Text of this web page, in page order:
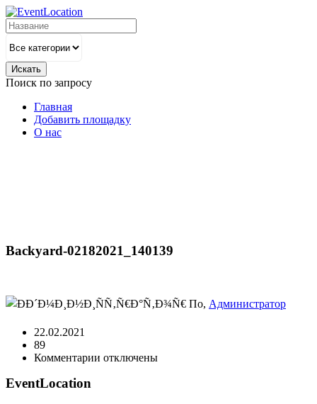
Искать
Поиск по запросу
Главная
Добавить площадку
О нас
Backyard-02182021_140139
По, Администратор
22.02.2021
89
Комментарии котключены
EventLocation